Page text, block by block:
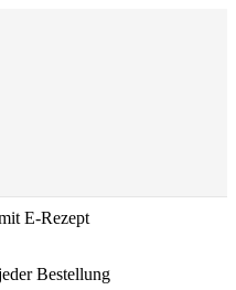
E-Rezept
Bestellung